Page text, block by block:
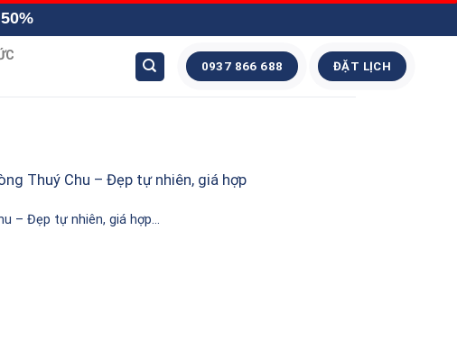
0937 866 688 ĐẶT LỊCH
Thuý Chu – Đẹp tự nhiên, giá hợp
– Đẹp tự nhiên, giá hợp...